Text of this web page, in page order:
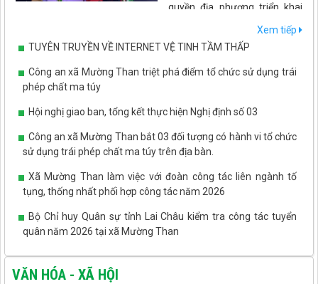
quyền địa phương triển khai
đảm trật tự an toàn xã hội, góp phần tạo môi trường ổn định để
phát triển kinh tế - xã hội trên địa bàn.
Xem tiếp
TUYÊN TRUYỀN VỀ INTERNET VỆ TINH TẦM THẤP
Công an xã Mường Than triệt phá điểm tổ chức sử dụng trái
phép chất ma túy
Hội nghị giao ban, tổng kết thực hiện Nghị định số 03
Công an xã Mường Than bắt 03 đối tượng có hành vi tổ chức
sử dụng trái phép chất ma túy trên địa bàn.
Xã Mường Than làm việc với đoàn công tác liên ngành tố
tụng, thống nhất phối hợp công tác năm 2026
Bộ Chỉ huy Quân sự tỉnh Lai Châu kiểm tra công tác tuyển
quân năm 2026 tại xã Mường Than
VĂN HÓA - XÃ HỘI